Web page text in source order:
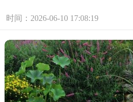
时间：2026-06-10 17:08:19